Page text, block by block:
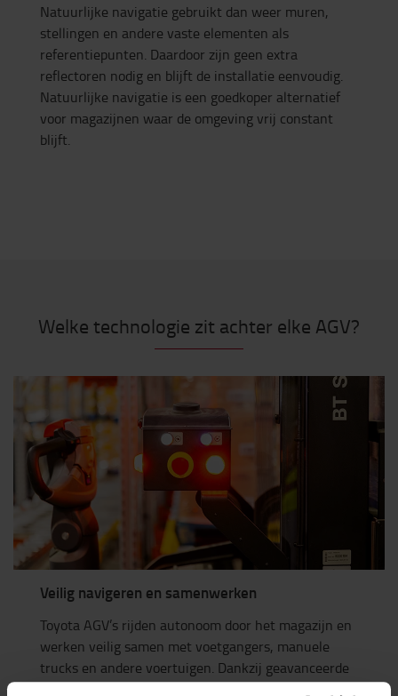
Natuurlijke navigatie gebruikt dan weer muren,
stellingen en andere vaste elementen als
referentiepunten. Daardoor zijn geen extra
reflectoren nodig en blijft de installatie eenvoudig.
Natuurlijke navigatie is een goedkoper alternatief
voor magazijnen waar de omgeving vrij constant
blijft.
Welke technologie zit achter elke AGV?
Veilig navigeren en samenwerken
Toyota AGV’s rijden autonoom door het magazijn en
werken veilig samen met voetgangers, manuele
trucks en andere voertuigen. Dankzij geavanceerde
sensoren en detectiesystemen bewaken ze